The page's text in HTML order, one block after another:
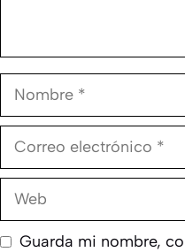
Nombre
Correo
Web
Guarda mi nombre,